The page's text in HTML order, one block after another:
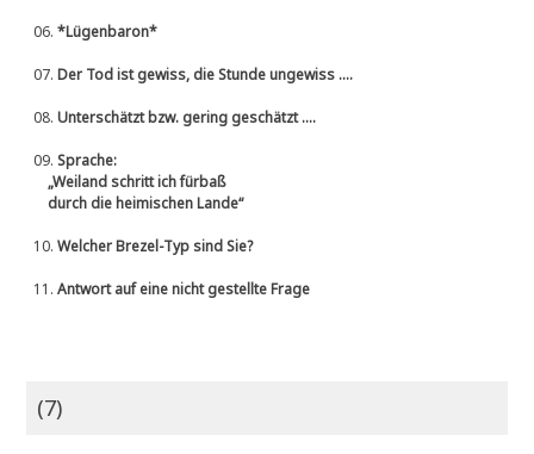
06.*Lügenbaron*
07.Der Tod ist gewiss, die Stunde ungewiss ....
08.Unterschätzt bzw. gering geschätzt ....
09.Sprache:
„Weiland schritt ich fürbaß
durch die heimischen Lande“
10.Welcher Brezel-Typ sind Sie?
11.Antwort auf eine nicht gestellte Frage
(7)